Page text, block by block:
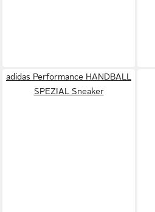
adidas Performance HANDBALL
SPEZIAL Sneaker